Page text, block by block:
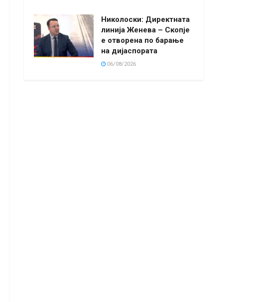
Николоски: Директната
линија Женева – Скопје
е отворена по барање
на дијаспората
06/08/2026